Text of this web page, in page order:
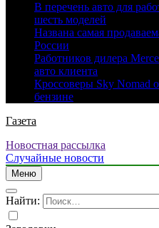
В перечень авто для
шесть моделей
Названа самая
России
Работников дилера
авто клиента
Кроссоверы Sky Nomad
бензине
Газета
Новостная рассылка
Случайные новости
Меню
Найти: